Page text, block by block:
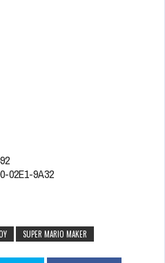
02E1-9A32
SUPER MARIO MAKER